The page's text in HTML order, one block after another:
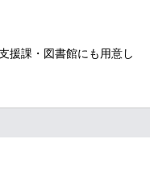
援課・図書館にも用意し